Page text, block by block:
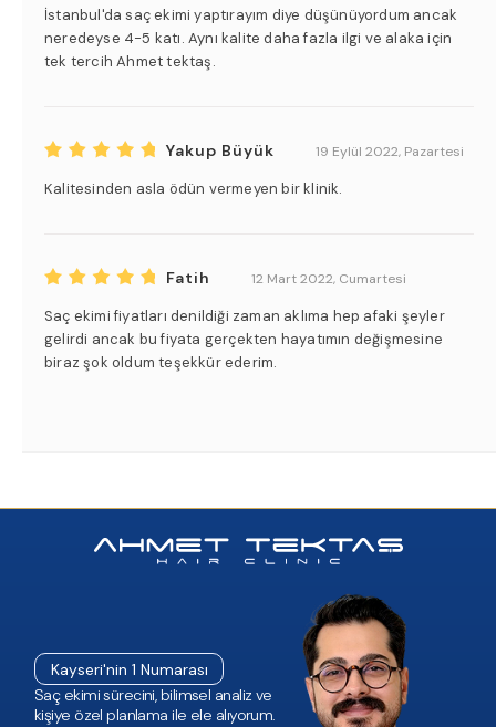
İstanbul'da saç ekimi yaptırayım diye düşünüyordum ancak
neredeyse 4-5 katı. Aynı kalite daha fazla ilgi ve alaka için
tek tercih Ahmet tektaş.
Yakup Büyük 19 Eylül 2022, Pazartesi
Kalitesinden asla ödün vermeyen bir klinik.
Fatih 12 Mart 2022, Cumartesi
Saç ekimi fiyatları denildiği zaman aklıma hep afaki şeyler
gelirdi ancak bu fiyata gerçekten hayatımın değişmesine
biraz şok oldum teşekkür ederim.
Kayseri'nin 1 Numarası
Saç ekimi sürecini, bilimsel analiz ve
kişiye özel planlama ile ele alıyorum.